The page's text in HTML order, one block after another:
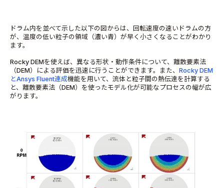
ドラム内を並べて示した以下の図からは、回転速度の速いドラムの方
が、温度の低い粒子の領域（濃い青）が早く小さくなることがわかり
ます。
Rocky DEMを使えば、異なる形状・動作条件について、離散要素法
（DEM）による評価を迅速に行うことができます。また、 Rocky DEM
とAnsys Fluent連成機能を用いて、流体と粒子間の熱伝達を計算する
と、離散要素法（DEM）を使ったモデル化が可能なプロセスの幅が広
がります。